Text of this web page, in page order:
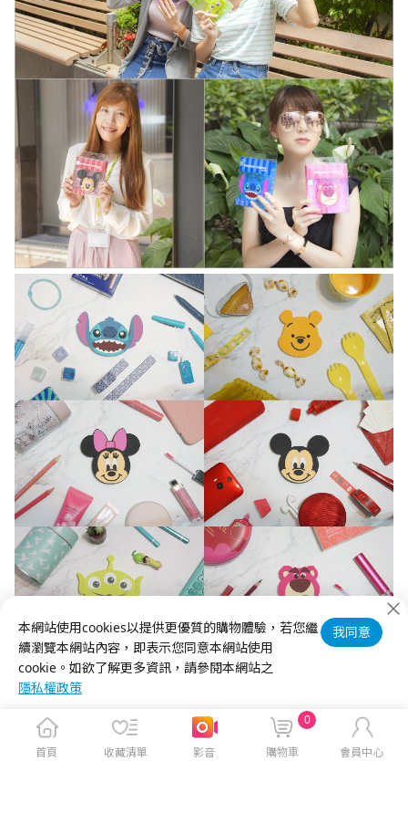
本網站使用cookies以提供更優質的購物體驗，若您繼
續瀏覽本網站內容，即表示您同意本網站使用
cookie。如欲了解更多資訊，請參閱本網站之
隱私權政策
我同意
首頁 收藏清單 影音 購物車
0
會員中心